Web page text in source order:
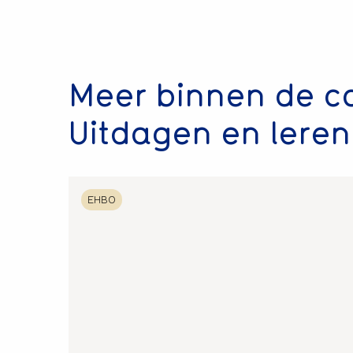
Meer binnen de
Uitdagen en leren
EHBO
Lees
meer